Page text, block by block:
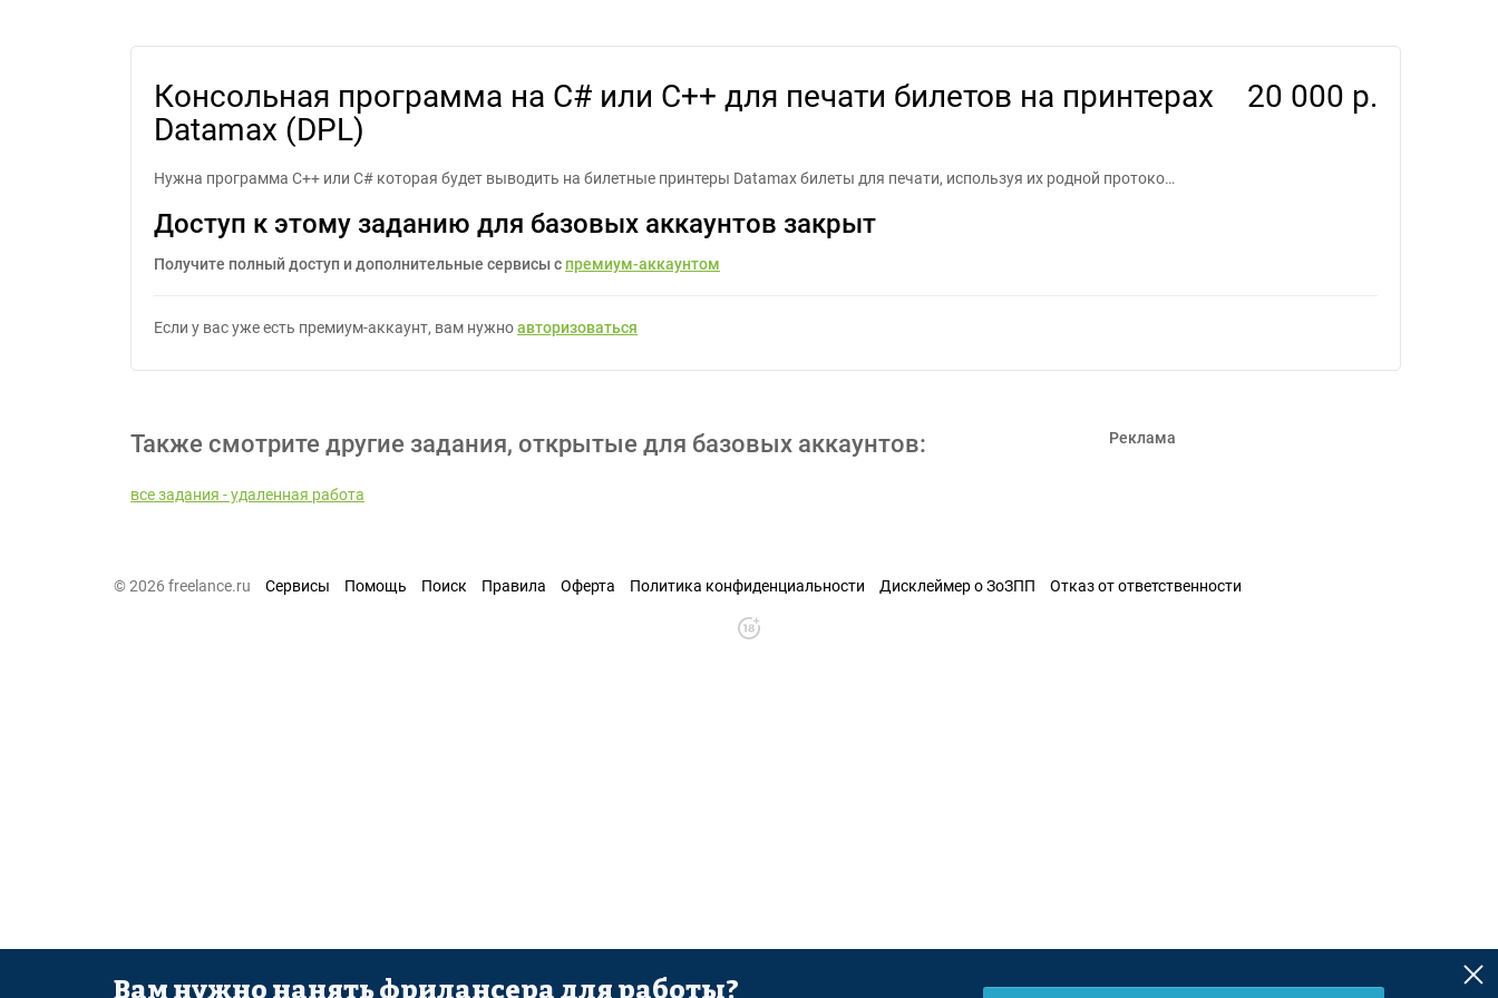
Консольная программа на C# или С++ для печати билетов на принтерах
Datamax (DPL)
20 000 р.
Нужна программа C++ или С# которая будет выводить на билетные принтеры Datamax билеты для печати, используя их родной протоко…
Доступ к этому заданию для базовых аккаунтов закрыт
Получите полный доступ и дополнительные сервисы с премиум-аккаунтом
Если у вас уже есть премиум-аккаунт, вам нужноавторизоваться
Также смотрите другие задания, открытые для базовых аккаунтов:
все задания - удаленная работа
Реклама
© 2026 freelance.ru Сервисы Помощь Поиск Правила Оферта Политика конфиденциальности Дисклеймер о ЗоЗПП Отказ от ответственности
Вам нужно нанять фрилансера для работы?